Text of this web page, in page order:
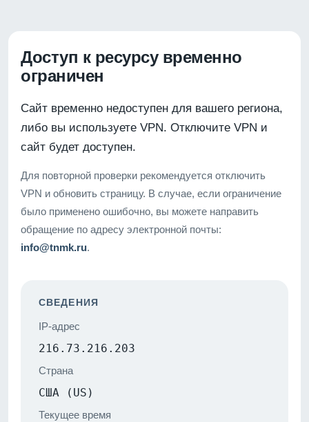
Доступ к ресурсу временно
ограничен
Сайт временно недоступен для вашего региона,
либо вы используете VPN. Отключите VPN и
сайт будет доступен.
Для повторной проверки рекомендуется отключить
VPN и обновить страницу. В случае, если ограничение
было применено ошибочно, вы можете направить
обращение по адресу электронной почты:
info@tnmk.ru.
СВЕДЕНИЯ
IP-адрес
216.73.216.203
Страна
США (US)
Текущее время